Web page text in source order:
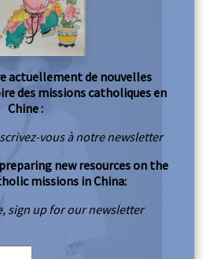
actuellement de nouvelles
des missions catholiques en
Chine :
vous à notre newsletter
new resources on the
missions in China:
sign up for our newsletter